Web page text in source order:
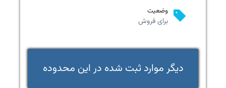
وضعیت
برای فروش
دیگر موارد ثبت شده در این محدوده